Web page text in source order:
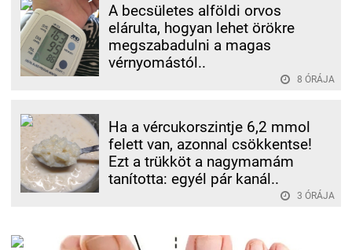
A becsületes alföldi orvos
elárulta, hogyan lehet örökre
megszabadulni a magas
vérnyomástól..
8 ÓRÁJA
Ha a vércukorszintje 6,2 mmol
felett van, azonnal csökkentse!
Ezt a trükköt a nagymamám
tanította: egyél pár kanál..
3 ÓRÁJA